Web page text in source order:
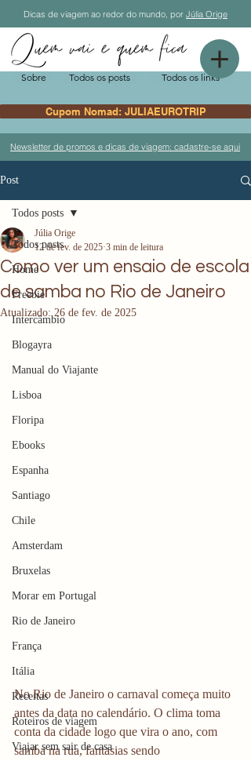
Sobre Todos os posts Todos os links
Cupom Nomad: JULIAEUROTRIP
Dicas de viagem ao redor do mundo, por Júlia Orige
Newsletter de promos e dicas de viagem: cadastre-se aqui
Post
Todos posts
Home
Freebie
Intercâmbio
Blogayra
Manual do Viajante
Lisboa
Floripa
Ebooks
Espanha
Santiago
Chile
Amsterdam
Bruxelas
Morar em Portugal
Rio de Janeiro
França
Itália
Receitas
Roteiros de viagem
Viajar sem sair de casa
Todos posts
Como ver um ensaio de escola
de samba no Rio de Janeiro
Júlia Orige
12 de fev. de 2025 3 min de leitura
Atualizado:26 de fev. de 2025
No Rio de Janeiro o carnaval começa muito
antes da data no calendário. O clima toma
conta da cidade logo que vira o ano, com
samba na rua, fantasias sendo